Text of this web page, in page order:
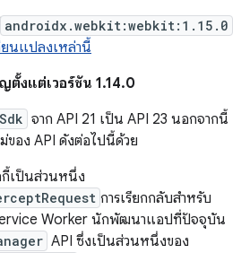
androidx.webkit:webkit:1.15.0
ยนแปลงเหล่านี้
งแต่เวอร์ชัน 1.14.0
จาก API 21 เป็น API 23 นอกจากนี้
ของ API ดังต่อไปนี้ด้วย
กี้เป็นส่วนหนึ่ง
การเรียกกลับสำหรับ
Worker นักพัฒนาแอปที่ปัจจุบัน
API ซึ่งเป็นส่วนหนึ่งของ